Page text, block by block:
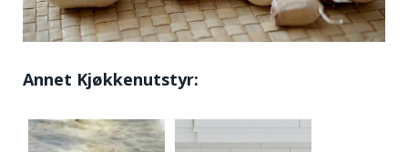
Annet Kjøkkenutstyr: